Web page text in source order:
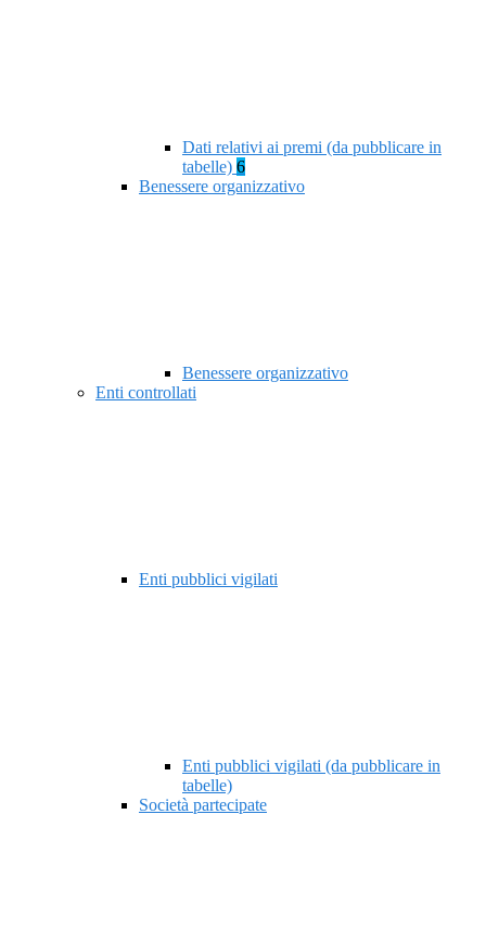
Dati relativi ai premi (da pubblicare in
tabelle) 6
Benessere organizzativo
Benessere organizzativo
Enti controllati
Enti pubblici vigilati
Enti pubblici vigilati (da pubblicare in
tabelle)
Società partecipate